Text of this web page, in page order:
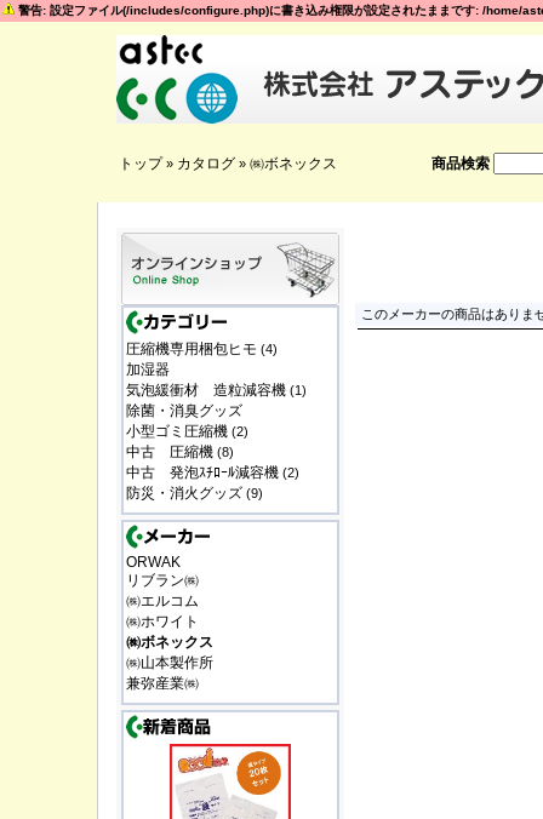
警告: 設定ファイル(/includes/configure.php)に書き込み権限が設定されたままです: /
トップ» カタログ » ㈱ボネックス 商品検索
圧縮機専用梱包ヒモ (4)
加湿器
気泡緩衝材 造粒減容機 (1)
除菌・消臭グッズ
小型ゴミ圧縮機 (2)
中古 圧縮機 (8)
中古 発泡ｽﾁﾛｰﾙ減容機 (2)
防災・消火グッズ (9)
ORWAK
リブラン㈱
㈱エルコム
㈱ホワイト
㈱ボネックス
㈱山本製作所
兼弥産業㈱
このメーカーの商品はありま